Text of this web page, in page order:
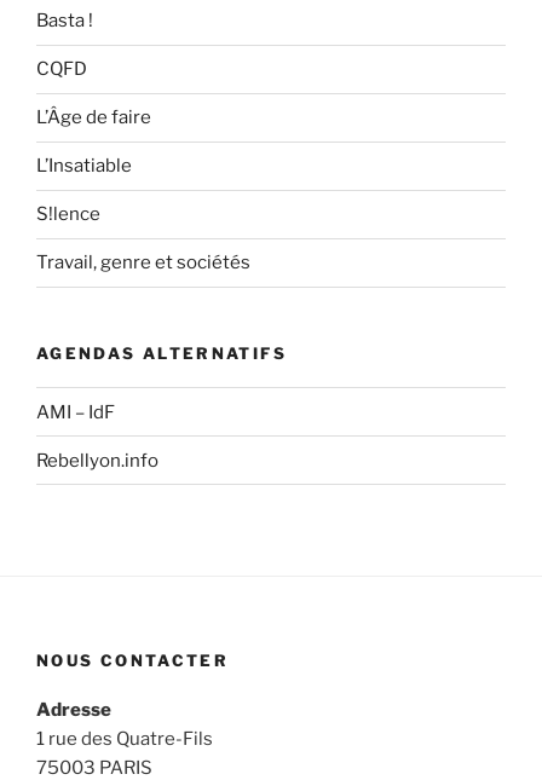
Basta !
CQFD
L’Âge de faire
L’Insatiable
S!lence
Travail, genre et sociétés
AGENDAS ALTERNATIFS
AMI – IdF
Rebellyon.info
NOUS CONTACTER
Adresse
1 rue des Quatre-Fils
75003 PARIS